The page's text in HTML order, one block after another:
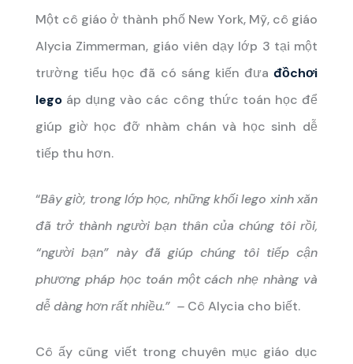
Một cô giáo ở thành phố New York, Mỹ, cô giáo
Alycia Zimmerman, giáo viên dạy lớp 3 tại một
trường tiểu học đã có sáng kiến đưa đồchơi
lego áp dụng vào các công thức toán học để
giúp giờ học đỡ nhàm chán và học sinh dễ
tiếp thu hơn.
“Bây giờ, trong lớp học, những khối lego xinh xăn
đã trở thành người bạn thân của chúng tôi rồi,
“người bạn” này đã giúp chúng tôi tiếp cận
phương pháp học toán một cách nhẹ nhàng và
dễ dàng hơn rất nhiều.” – Cô Alycia cho biết.
Cô ấy cũng viết trong chuyên mục giáo dục